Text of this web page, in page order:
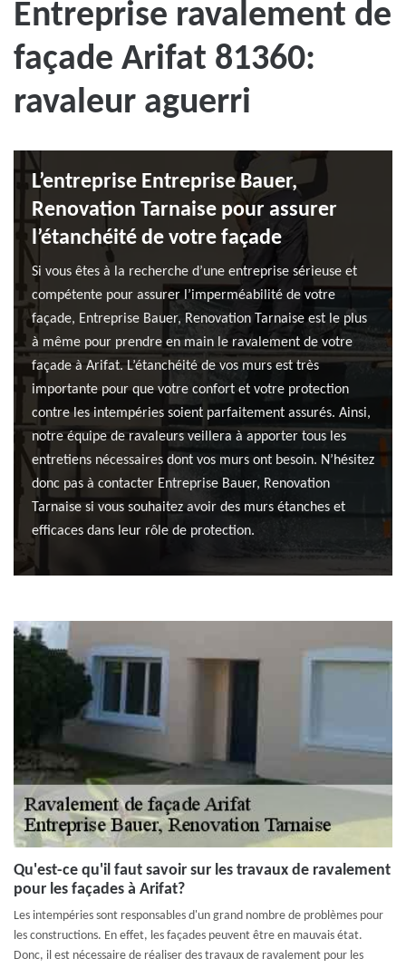
Entreprise ravalement de
façade Arifat 81360:
ravaleur aguerri
L’entreprise Entreprise Bauer,
Renovation Tarnaise pour assurer
l’étanchéité de votre façade
Si vous êtes à la recherche d’une entreprise sérieuse et
compétente pour assurer l’imperméabilité de votre
façade, Entreprise Bauer, Renovation Tarnaise est le plus
à même pour prendre en main le ravalement de votre
façade à Arifat. L’étanchéité de vos murs est très
importante pour que votre confort et votre protection
contre les intempéries soient parfaitement assurés. Ainsi,
notre équipe de ravaleurs veillera à apporter tous les
entretiens nécessaires dont vos murs ont besoin. N’hésitez
donc pas à contacter Entreprise Bauer, Renovation
Tarnaise si vous souhaitez avoir des murs étanches et
efficaces dans leur rôle de protection.
Qu'est-ce qu'il faut savoir sur les travaux de ravalement
pour les façades à Arifat?
Les intempéries sont responsables d'un grand nombre de problèmes pour
les constructions. En effet, les façades peuvent être en mauvais état.
Donc, il est nécessaire de réaliser des travaux de ravalement pour les